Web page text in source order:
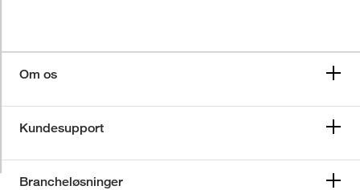
Om os
Kundesupport
Brancheløsninger